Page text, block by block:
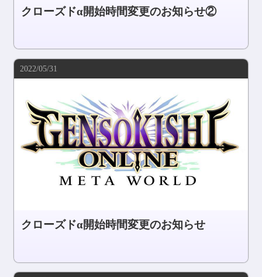
クローズドα開始時間変更のお知らせ②
2022/05/31
クローズドα開始時間変更のお知らせ